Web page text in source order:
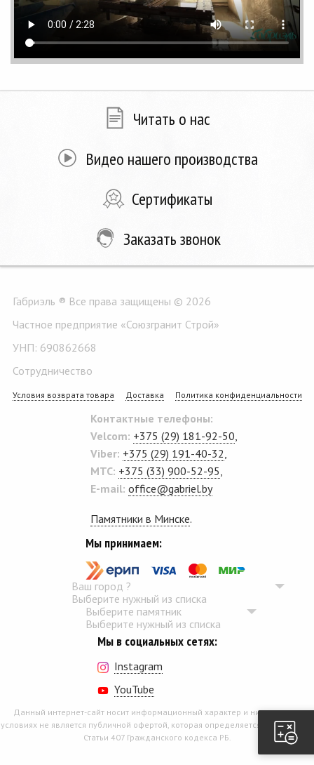
Читать о нас
Видео нашего производства
Сертификаты
Заказать звонок
Габриэль ® Все права защищены © 2026
Частное предприятие «Союзгранит Строй»
УНП: 690862668
Сотрудничество
Условия возврата товара Доставка Политика конфиденциальности
Контактные телефоны:
Velcom: +375 (29) 181-92-50
Viber: +375 (29) 191-40-32
MTC: +375 (33) 900-52-95
E-mail: office@gabriel.by
Памятники в Минске.
Мы принимаем:
Ваш город ?
Выберите нужный из списка
Выберите памятник
Выберите нужный из списка
Мы в социальных сетях:
Instagram
YouTube
Данный интернет-сайт носит информационный характер и ни при каких
условиях не является публичной офертой, которая определяется положением
Статьи 407 Гражданского кодекса РБ.